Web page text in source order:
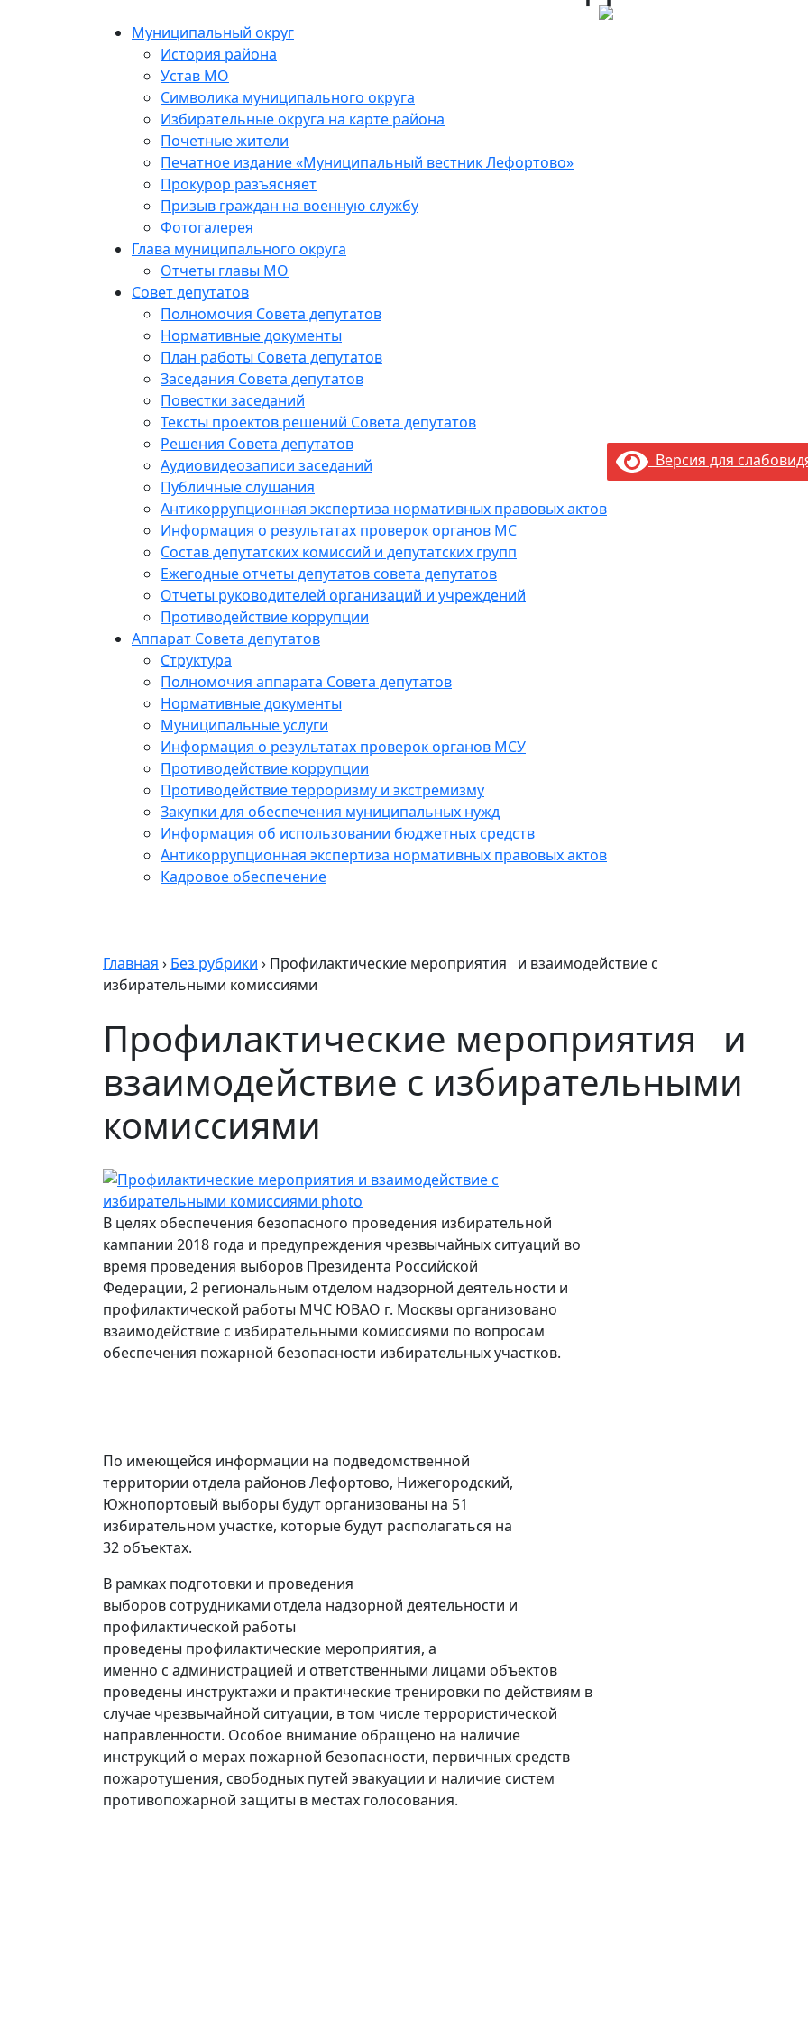
Муниципальный округ
История района
Устав МО
Символика муниципального округа
Избирательные округа на карте района
Почетные жители
Печатное издание «Муниципальный вестник Лефортово»
Прокурор разъясняет
Призыв граждан на военную службу
Фотогалерея
Глава муниципального округа
Отчеты главы МО
Совет депутатов
Полномочия Совета депутатов
Нормативные документы
План работы Совета депутатов
Заседания Cовета депутатов
Повестки заседаний
Тексты проектов решений Совета депутатов
Решения Совета депутатов
Аудиовидеозаписи заседаний
Публичные слушания
Антикоррупционная экспертиза нормативных правовых актов
Информация о результатах проверок органов МС
Состав депутатских комиссий и депутатских групп
Ежегодные отчеты депутатов совета депутатов
Отчеты руководителей организаций и учреждений
Противодействие коррупции
Аппарат Совета депутатов
Структура
Полномочия аппарата Совета депутатов
Нормативные документы
Муниципальные услуги
Информация о результатах проверок органов МСУ
Противодействие коррупции
Противодействие терроризму и экстремизму
Закупки для обеспечения муниципальных нужд
Информация об использовании бюджетных средств
Антикоррупционная экспертиза нормативных правовых актов
Кадровое обеспечение
Версия для
Главная › Без рубрики › Профилактические мероприятия и взаимодействие с
избирательными комиссиями
Профилактические мероприятия и
взаимодействие с избирательными
комиссиями
В целях обеспечения безопасного проведения избирательной
кампании 2018 года и предупреждения чрезвычайных ситуаций во
время проведения выборов Президента Российской
Федерации, 2 региональным отделом надзорной деятельности и
профилактической работы МЧС ЮВАО г. Москвы организовано
взаимодействие с избирательными комиссиями по вопросам
обеспечения пожарной безопасности избирательных участков.
По имеющейся информации на подведомственной
территории отдела районов Лефортово, Нижегородский,
Южнопортовый выборы будут организованы на 51
избирательном участке, которые будут располагаться на
32 объектах.
В рамках подготовки и проведения
выборов сотрудниками отдела надзорной деятельности и
профилактической работы
проведены профилактические мероприятия, а
именно с администрацией и ответственными лицами объектов
проведены инструктажи и практические тренировки по действиям в
случае чрезвычайной ситуации, в том числе террористической
направленности. Особое внимание обращено на наличие
инструкций о мерах пожарной безопасности, первичных средств
пожаротушения, свободных путей эвакуации и наличие систем
противопожарной защиты в местах голосования.